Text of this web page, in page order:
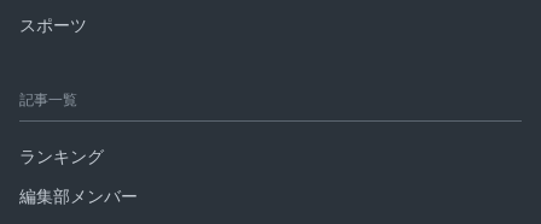
スポーツ
記事一覧
ランキング
編集部メンバー